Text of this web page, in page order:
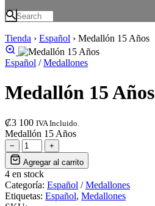
Tienda › Español › Medallón 15 Años
Español /Medallones
Medallón 15 Años
₡3 100 IVA Incluido.
Medallón 15 Años
−
+
Agregar al carrito
4 en stock
Categoría: Español /Medallones
Etiquetas: Español, Medallones